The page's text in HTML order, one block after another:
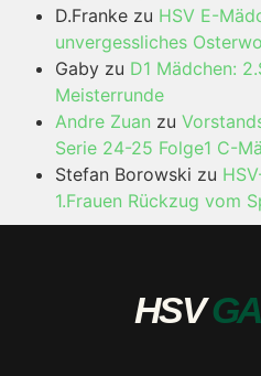
D.Franke zu HSV E-
unvergessliches
Gaby zu D1 Mädchen:
Meisterrunde
Andre Zuan zu
Serie 24-25 Folge1 C-
Stefan Borowski zu
1.Frauen Rückzug vom
HSV